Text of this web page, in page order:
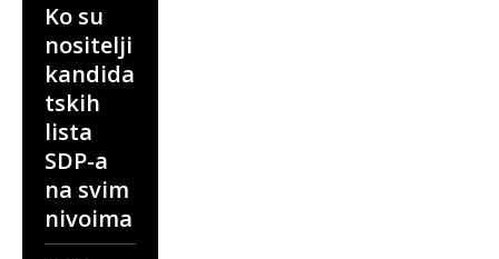
Ko su
nositelji
kandida
tskih
lista
SDP-a
na svim
nivoima